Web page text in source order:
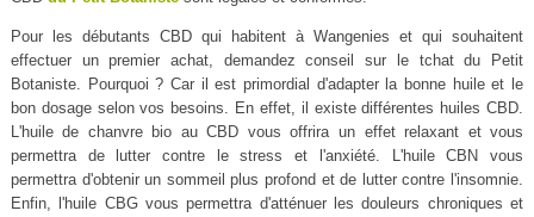
Pour les débutants CBD qui habitent à Wangenies et qui souhaitent
effectuer un premier achat, demandez conseil sur le tchat du Petit
Botaniste. Pourquoi ? Car il est primordial d'adapter la bonne huile et le
bon dosage selon vos besoins. En effet, il existe différentes huiles CBD.
L'huile de chanvre bio au CBD vous offrira un effet relaxant et vous
permettra de lutter contre le stress et l'anxiété. L'huile CBN vous
permettra d'obtenir un sommeil plus profond et de lutter contre l'insomnie.
Enfin, l'huile CBG vous permettra d'atténuer les douleurs chroniques et